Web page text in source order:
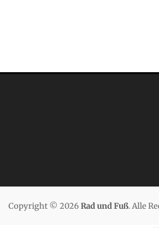
Copyright © 2026Rad und Fuß. Alle